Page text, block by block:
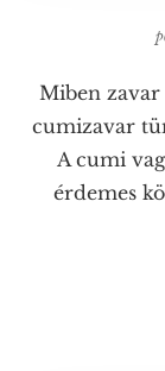
Miben
cumizavar
A cumi
érdemes